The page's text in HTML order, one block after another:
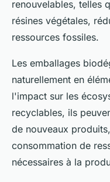
renouvelables, telles
résines végétales,
ressources fossiles.
Les emballages
naturellement en
l'impact sur les
recyclables, ils
de nouveaux
consommation de
nécessaires à la